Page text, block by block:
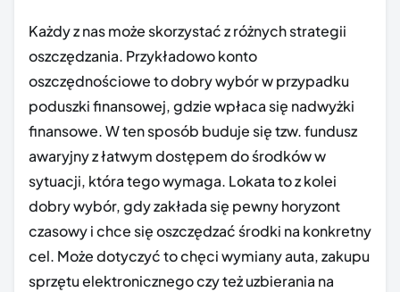
Każdy z nas może skorzystać z różnych strategii
oszczędzania. Przykładowo konto
oszczędnościowe to dobry wybór w przypadku
poduszki finansowej, gdzie wpłaca się nadwyżki
finansowe. W ten sposób buduje się tzw. fundusz
awaryjny z łatwym dostępem do środków w
sytuacji, która tego wymaga. Lokata to z kolei
dobry wybór, gdy zakłada się pewny horyzont
czasowy i chce się oszczędzać środki na konkretny
cel. Może dotyczyć to chęci wymiany auta, zakupu
sprzętu elektronicznego czy też uzbierania na